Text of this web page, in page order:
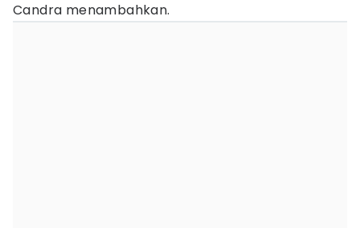
Candra menambahkan.